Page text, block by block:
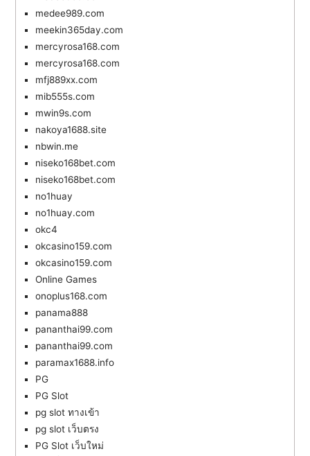
medee989.com
meekin365day.com
mercyrosa168.com
mercyrosa168.com
mfj889xx.com
mib555s.com
mwin9s.com
nakoya1688.site
nbwin.me
niseko168bet.com
niseko168bet.com
no1huay
no1huay.com
okc4
okcasino159.com
okcasino159.com
Online Games
onoplus168.com
panama888
pananthai99.com
pananthai99.com
paramax1688.info
PG
PG Slot
pg slot ทางเข้า
pg slot เว็บตรง
PG Slot เว็บใหม่